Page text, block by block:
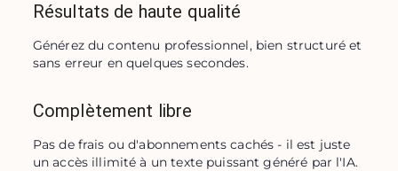
Résultats de haute qualité
Générez du contenu professionnel, bien structuré et
sans erreur en quelques secondes.
Complètement libre
Pas de frais ou d'abonnements cachés - il est juste
un accès illimité à un texte puissant généré par l'IA.